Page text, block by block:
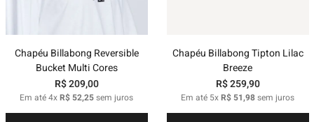
Chapéu Billabong Reversible
Bucket Multi Cores
R$209,00
Em até4xR$ 52,25sem juros
Chapéu Billabong Tipton Lilac
Breeze
R$259,90
Em até 5xR$ 51,98sem juros